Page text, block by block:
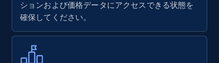
Walmart - products
Specifications, Image urls, Top reviews, and
more.
ションおよび価格データにアクセスできる状態を
確保してください。